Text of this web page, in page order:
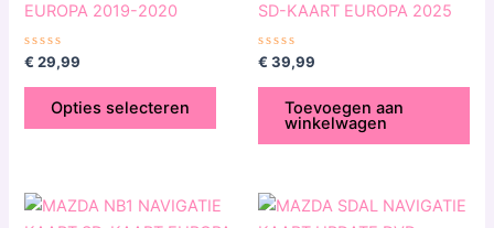
EUROPA 2019-2020
Gewaardeerd
uit
€ 29,99
Opties selecteren
op
SD-KAART EUROPA 2025
Gewaardeerd
uit
€ 39,99
Toevoegen aan
winkelwagen